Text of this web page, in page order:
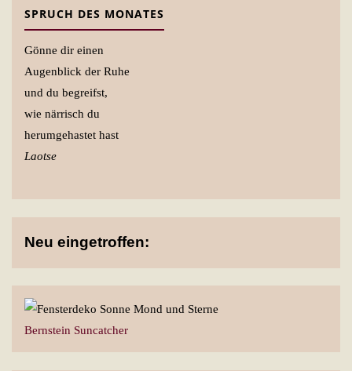
SPRUCH DES MONATES
Gönne dir einen
Augenblick der Ruhe
und du begreifst,
wie närrisch du
herumgehastet hast
Laotse
Neu eingetroffen:
Bernstein Suncatcher